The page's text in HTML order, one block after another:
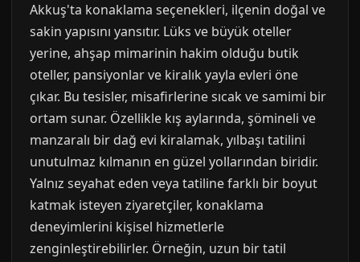
Akkuş'ta konaklama seçenekleri, ilçenin doğal ve
sakin yapısını yansıtır. Lüks ve büyük oteller
yerine, ahşap mimarinin hakim olduğu butik
oteller, pansiyonlar ve kiralık yayla evleri öne
çıkar. Bu tesisler, misafirlerine sıcak ve samimi bir
ortam sunar. Özellikle kış aylarında, şömineli ve
manzaralı bir dağ evi kiralamak, yılbaşı tatilini
unutulmaz kılmanın en güzel yollarından biridir.
Yalnız seyahat eden veya tatiline farklı bir boyut
katmak isteyen ziyaretçiler, konaklama
deneyimlerini kişisel hizmetlerle
zenginleştirebilirler. Örneğin, uzun bir tatil